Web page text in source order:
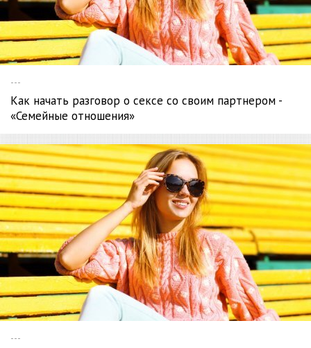
---
Как начать разговор о сексе со своим партнером -
«Семейные отношения»
---